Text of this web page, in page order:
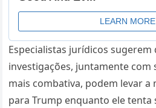
Especialistas jurídicos sugerem
investigações, juntamente com
mais combativa, podem levar a
para Trump enquanto ele tenta